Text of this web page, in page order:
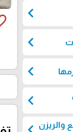
chevron_left
chevron_left
chevron_left
chevron_left
والريزن